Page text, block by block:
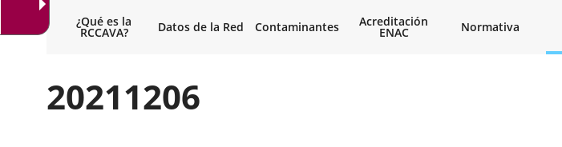
¿Qué es la
RCCAVA? Datos de la Red Contaminantes Acreditación
ENAC Normativa
20211206